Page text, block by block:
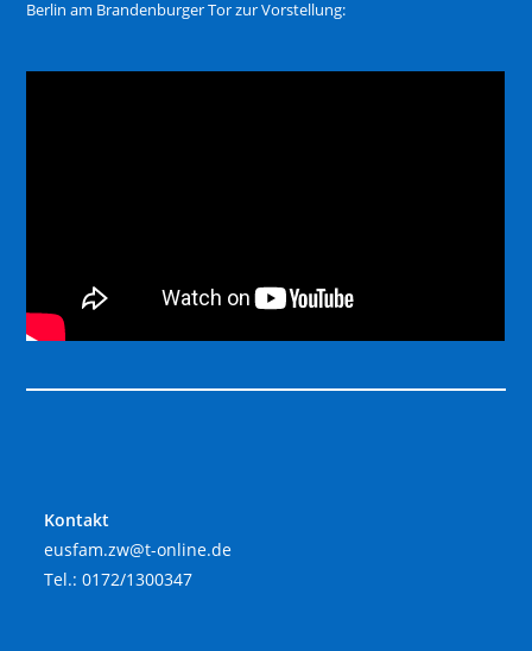
Berlin am Brandenburger Tor zur Vorstellung:
Kontakt
eusfam.zw@t-online.de
Tel.: ‭0172/1300347‬